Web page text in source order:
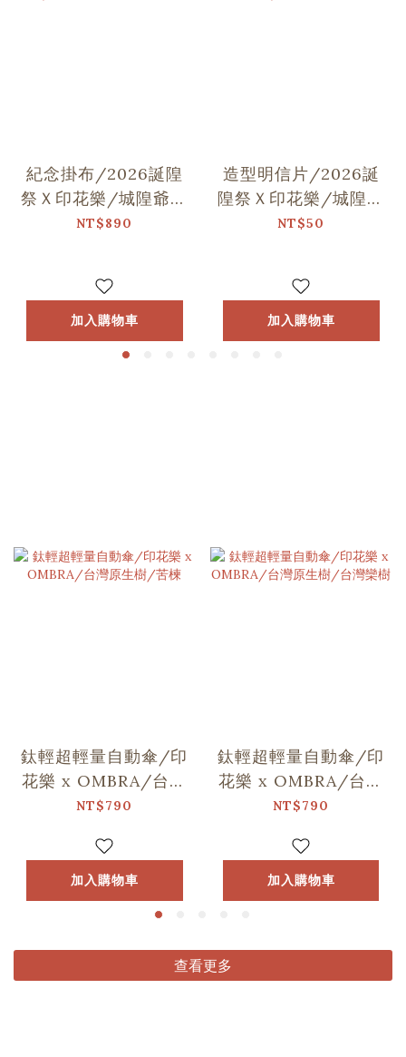
紀念掛布/2026誕隍
祭Ｘ印花樂/城隍爺與
范謝將軍跳舞
NT$890
加入購物車
造型明信片/2026誕
隍祭Ｘ印花樂/城隍老
爺跳舞
NT$50
加入購物車
鈦輕超輕量自動傘/印
花樂 x OMBRA/台灣
原生樹/苦楝
NT$790
加入購物車
鈦輕超輕量自動傘/印
花樂 x OMBRA/台灣
原生樹/台灣欒樹
NT$790
加入購物車
查看更多